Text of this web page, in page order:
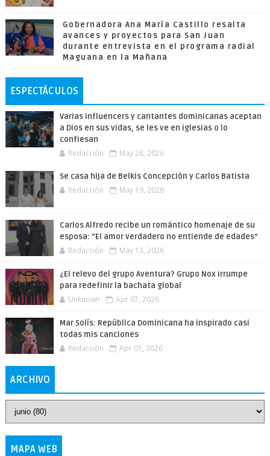
Gobernadora Ana María Castillo resalta
avances y proyectos para San Juan
durante entrevista en el programa radial
Maguana en la Mañana
ESPECTÁCULOS
Varias influencers y cantantes dominicanas aceptan
a Dios en sus vidas, se les ve en iglesias o lo
confiesan
Redacción May 28, 2026
Se casa hija de Belkis Concepción y Carlos Batista
Redacción May 19, 2026
Carlos Alfredo recibe un romántico homenaje de su
esposa: “El amor verdadero no entiende de edades”
Redacción May 13, 2026
¿El relevo del grupo Aventura? Grupo Nox irrumpe
para redefinir la bachata global
Unknown Apr 07, 2026
Mar Solís: República Dominicana ha inspirado casi
todas mis canciones
Redacción Apr 01, 2026
ARCHIVO
MAPA WEB